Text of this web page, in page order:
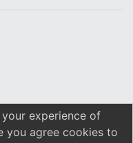
experience of
you agree cookies to